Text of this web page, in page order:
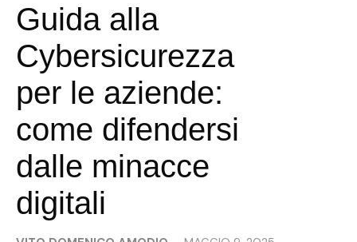
Guida alla
Cybersicurezza
per le aziende:
come difendersi
dalle minacce
digitali